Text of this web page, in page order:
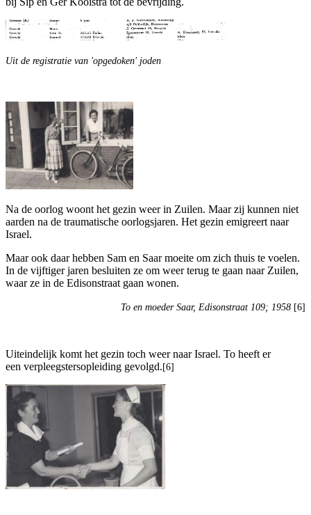
Uit de registratie van 'opgedoken' joden
Na de oorlog woont het gezin weer in Zuilen. Maar zij kunnen niet
aarden na de traumatische oorlogsjaren. Het gezin emigreert naar
Israel.
Maar ook daar hebben Sam en Saar moeite om zich thuis te voelen.
In de vijftiger jaren besluiten ze om weer terug te gaan naar Zuilen,
waar ze in de Edisonstraat gaan wonen.
To en moeder Saar, Edisonstraat 109; 1958 [6]
Uiteindelijk komt het gezin toch weer naar Israel. To heeft er
een verpleegstersopleiding gevolgd. [6]